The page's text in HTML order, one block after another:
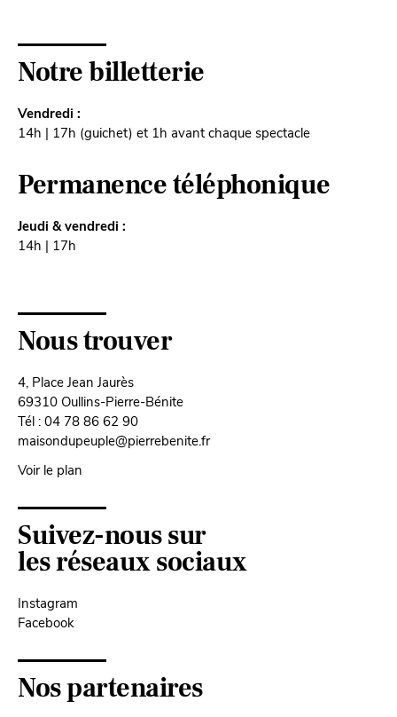
Notre billetterie
Vendredi :
14h | 17h (guichet) et 1h avant chaque spectacle
Permanence téléphonique
Jeudi & vendredi :
14h | 17h
Nous trouver
4, Place Jean Jaurès
69310 Oullins-Pierre-Bénite
Tél : 04 78 86 62 90
maisondupeuple@pierrebenite.fr
Voir le plan
Suivez-nous sur
les réseaux sociaux
Instagram
Facebook
Nos partenaires